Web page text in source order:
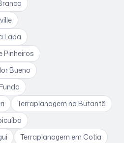
Lapa
Pinheiros
Bueno
Terraplanagem no Butantã
Terraplanagem em Cotia